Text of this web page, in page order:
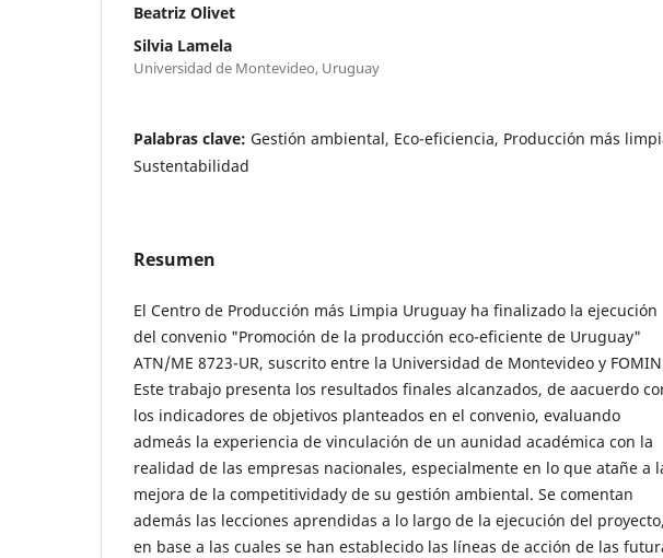
Beatriz Olivet
Silvia Lamela
Universidad de Montevideo, Uruguay
Palabras clave: Gestión ambiental, Eco-eficiencia, Producción más
Sustentabilidad
Resumen
El Centro de Producción más Limpia Uruguay ha finalizado la ejecución
del convenio "Promoción de la producción eco-eficiente de Uruguay"
ATN/ME 8723-UR, suscrito entre la Universidad de Montevideo y
Este trabajo presenta los resultados finales alcanzados, de aacuerdo
los indicadores de objetivos planteados en el convenio, evaluando
admeás la experiencia de vinculación de un aunidad académica con la
realidad de las empresas nacionales, especialmente en lo que atañe a
mejora de la competitividady de su gestión ambiental. Se comentan
además las lecciones aprendidas a lo largo de la ejecución del proyecto,
en base a las cuales se han establecido las líneas de acción de las